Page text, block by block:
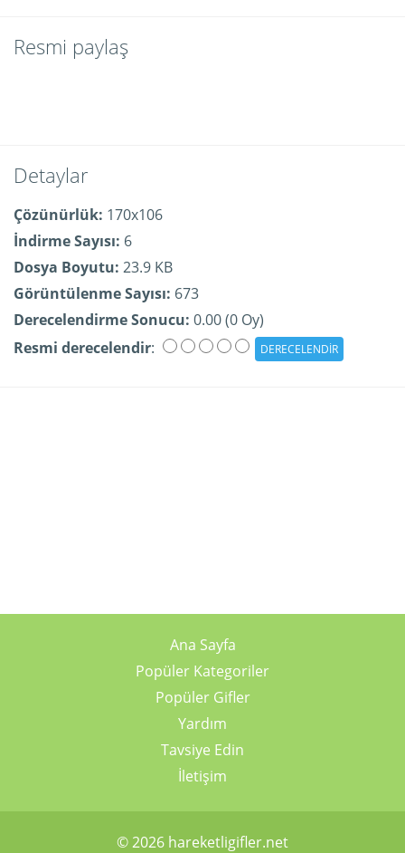
Resmi paylaş
Detaylar
Çözünürlük: 170x106
İndirme Sayısı: 6
Dosya Boyutu: 23.9 KB
Görüntülenme Sayısı: 673
Derecelendirme Sonucu: 0.00 (0 Oy)
Resmi derecelendir:
Ana Sayfa
Popüler Kategoriler
Popüler Gifler
Yardım
Tavsiye Edin
İletişim
© 2026 hareketligifler.net